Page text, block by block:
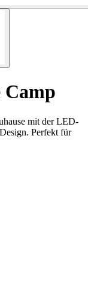
Camp
mit der LED-
Perfekt für